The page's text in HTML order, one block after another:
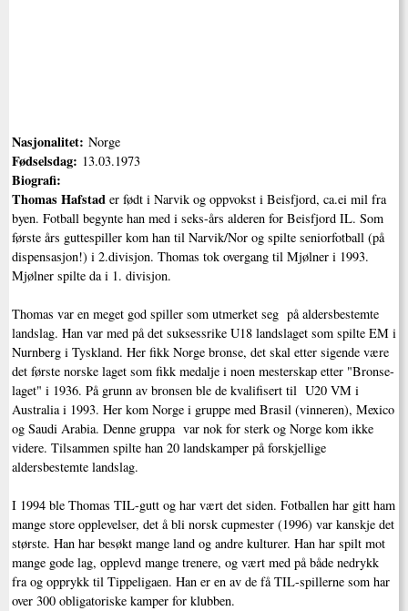
Nasjonalitet: Norge
Fødselsdag: 13.03.1973
Biografi:
Thomas Hafstad er født i Narvik og oppvokst i Beisfjord, ca.ei mil fra
byen. Fotball begynte han med i seks-års alderen for Beisfjord IL. Som
første års guttespiller kom han til Narvik/Nor og spilte seniorfotball (på
dispensasjon!) i 2.divisjon. Thomas tok overgang til Mjølner i 1993.
Mjølner spilte da i 1. divisjon.
Thomas var en meget god spiller som utmerket seg på aldersbestemte
landslag. Han var med på det suksessrike U18 landslaget som spilte EM i
Nurnberg i Tyskland. Her fikk Norge bronse, det skal etter sigende være
det første norske laget som fikk medalje i noen mesterskap etter "Bronse-
laget" i 1936. På grunn av bronsen ble de kvalifisert til U20 VM i
Australia i 1993. Her kom Norge i gruppe med Brasil (vinneren), Mexico
og Saudi Arabia. Denne gruppa var nok for sterk og Norge kom ikke
videre. Tilsammen spilte han 20 landskamper på forskjellige
aldersbestemte landslag.
I 1994 ble Thomas TIL-gutt og har vært det siden. Fotballen har gitt ham
mange store opplevelser, det å bli norsk cupmester (1996) var kanskje det
største. Han har besøkt mange land og andre kulturer. Han har spilt mot
mange gode lag, opplevd mange trenere, og vært med på både nedrykk
fra og opprykk til Tippeligaen. Han er en av de få TIL-spillerne som har
over 300 obligatoriske kamper for klubben.